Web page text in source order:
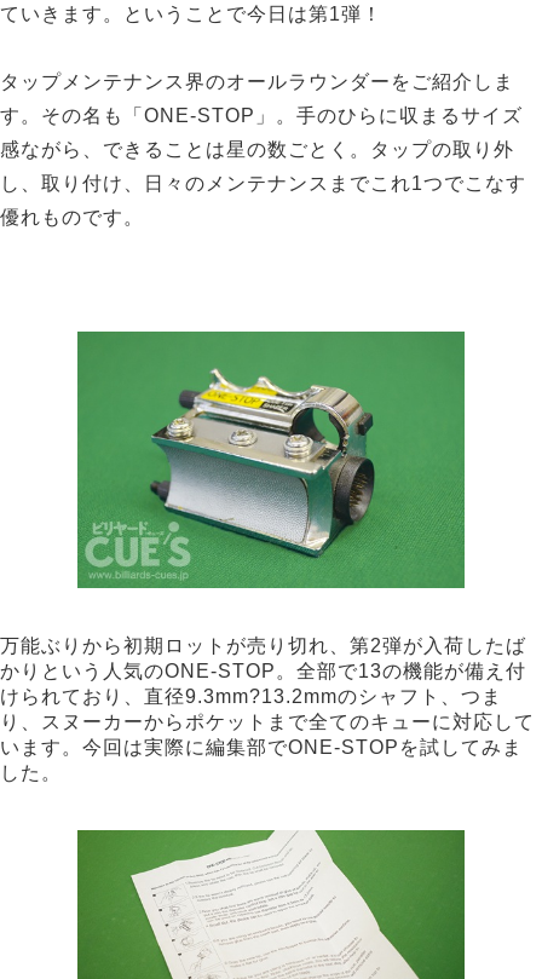
ていきます。ということで今日は第1弾！
タップメンテナンス界のオールラウンダーをご紹介しま
す。その名も「ONE-STOP」。手のひらに収まるサイズ
感ながら、できることは星の数ごとく。タップの取り外
し、取り付け、日々のメンテナンスまでこれ1つでこなす
優れものです。
万能ぶりから初期ロットが売り切れ、第2弾が入荷したば
かりという人気のONE-STOP。全部で13の機能が備え付
けられており、直径9.3mm?13.2mmのシャフト、つま
り、スヌーカーからポケットまで全てのキューに対応して
います。今回は実際に編集部でONE-STOPを試してみま
した。